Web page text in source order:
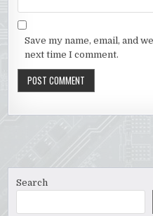
Save my name, email, and
next time I comment.
Search